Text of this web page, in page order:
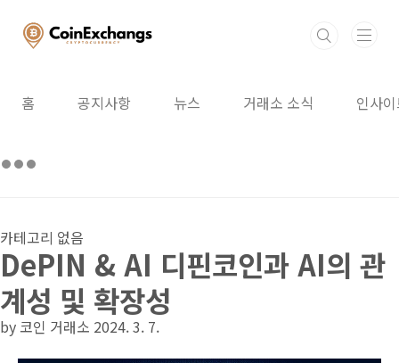
홈 공지사항 뉴스 거래소 소식 인사
카테고리 없음
DePIN & AI 디핀코인과 AI의 관
계성 및 확장성
by 코인 거래소 2024. 3. 7.